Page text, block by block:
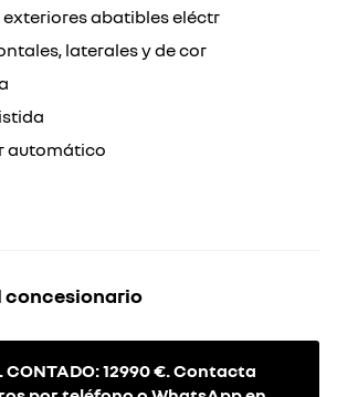
exteriores abatibles eléctr
laterales y de cor
automático
concesionario
CONTADO: 12990 €. Contacta